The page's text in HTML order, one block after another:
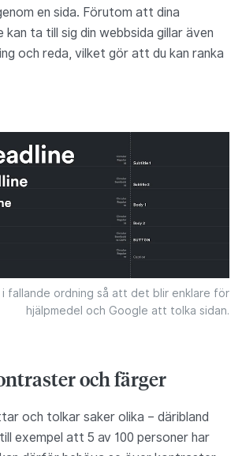
en sida. Förutom att dina
ta till sig din webbsida gillar även
och reda, vilket gör att du kan ranka
i fallande ordning så att det blir enklare för
hjälpmedel och Google att tolka sidan.
och färger
och tolkar saker olika – däribland
exempel att 5 av 100 personer har